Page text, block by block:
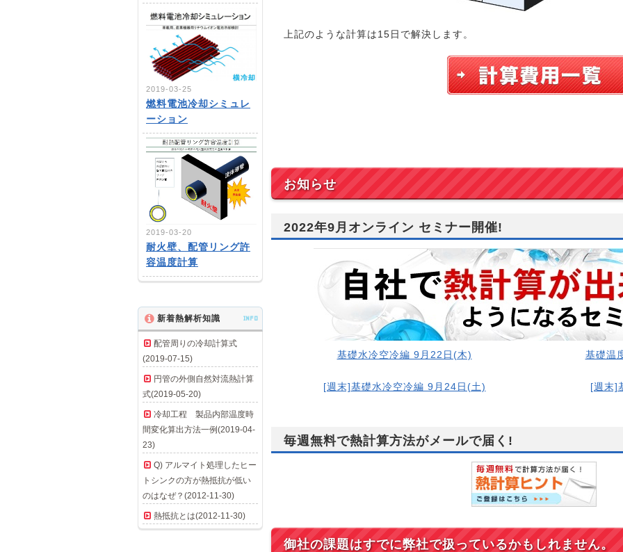
上記のような計算は15日で解決します。
お知らせ
2022年9月オンライン セミナー開催!
基礎水冷空冷編 9月22日(木) 基礎温
[週末]基礎水冷空冷編 9月24日(土) [週末]
毎週無料で熱計算方法がメールで届く!
御社の課題はすでに弊社で扱っているかもしれません。
2019-03-25
燃料電池冷却シミュレ
ーション
2019-03-20
耐火壁、配管リング許
容温度計算
新着熱解析知識 INFO
配管周りの冷却計算式
(2019-07-15)
円管の外側自然対流熱計算
式(2019-05-20)
冷却工程 製品内部温度時
間変化算出方法一例(2019-04-
23)
Q) アルマイト処理したヒー
トシンクの方が熱抵抗が低い
のはなぜ？(2012-11-30)
熱抵抗とは(2012-11-30)